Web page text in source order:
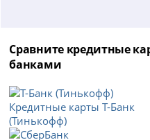
Сравните кредитные
банками
Кредитные карты Т-Банк
(Тинькофф)